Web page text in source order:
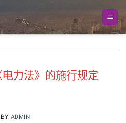
力法》的施行规定
BY ADMIN